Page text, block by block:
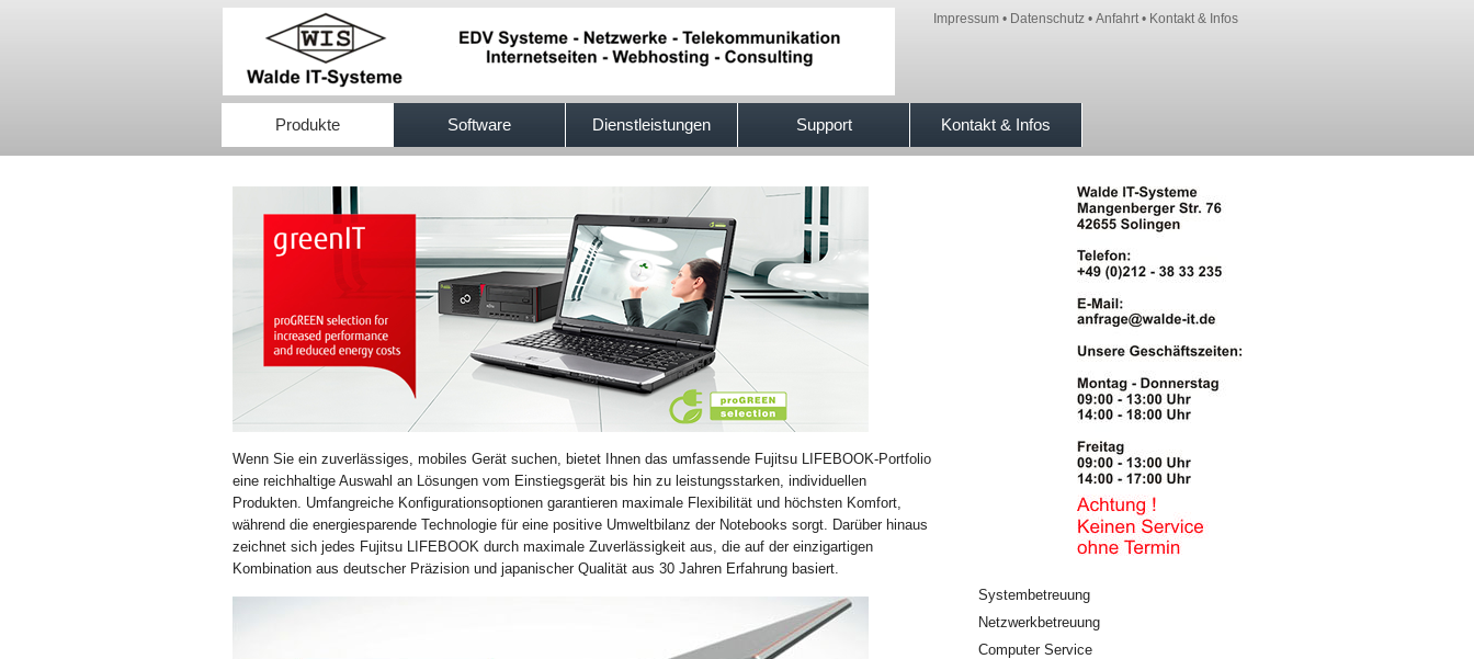
Impressum • Datenschutz • Anfahrt• Kontakt & Infos
Produkte Software Dienstleistungen Support Kontakt & Infos
Wenn Sie ein zuverlässiges, mobiles Gerät suchen, bietet Ihnen das umfassende Fujitsu LIFEBOOK-Portfolio
eine reichhaltige Auswahl an Lösungen vom Einstiegsgerät bis hin zu leistungsstarken, individuellen
Produkten. Umfangreiche Konfigurationsoptionen garantieren maximale Flexibilität und höchsten Komfort,
während die energiesparende Technologie für eine positive Umweltbilanz der Notebooks sorgt. Darüber hinaus
zeichnet sich jedes Fujitsu LIFEBOOK durch maximale Zuverlässigkeit aus, die auf der einzigartigen
Kombination aus deutscher Präzision und japanischer Qualität aus 30 Jahren Erfahrung basiert.
Systembetreuung
Netzwerkbetreuung
Computer Service